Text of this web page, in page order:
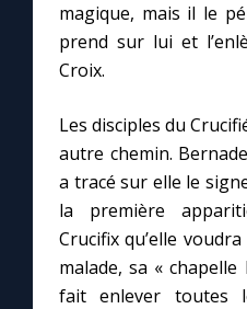
magique, mais il le
prend sur lui et
Croix.
Les disciples du
autre chemin.
a tracé sur elle le
la première
Crucifix qu’elle
malade, sa «
fait enlever toutes